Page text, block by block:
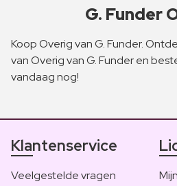
G. Funder
Koop Overig van G. Funder.
van Overig van G. Funder en
vandaag nog!
Klantenservice
Veelgestelde vragen